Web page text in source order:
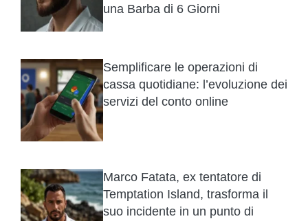
una Barba di 6 Giorni
Semplificare le operazioni di
cassa quotidiane: l’evoluzione dei
servizi del conto online
Marco Fatata, ex tentatore di
Temptation Island, trasforma il
suo incidente in un punto di